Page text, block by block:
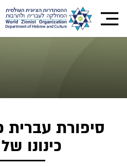
סיפורת עברית
כינונו